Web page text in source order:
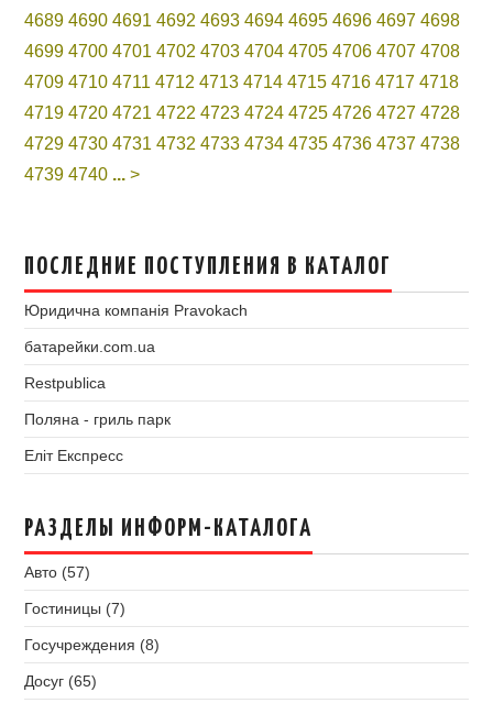
4689 4690 4691 4692 4693 4694 4695 4696 4697 4698
4699 4700 4701 4702 4703 4704 4705 4706 4707 4708
4709 4710 4711 4712 4713 4714 4715 4716 4717 4718
4719 4720 4721 4722 4723 4724 4725 4726 4727 4728
4729 4730 4731 4732 4733 4734 4735 4736 4737 4738
4739 4740 ... >
ПОСЛЕДНИЕ ПОСТУПЛЕНИЯ В КАТАЛОГ
Юридична компанія Pravokach
батарейки.com.ua
Restpublica
Поляна - гриль парк
Еліт Експресс
РАЗДЕЛЫ ИНФОРМ-КАТАЛОГА
Авто (57)
Гостиницы (7)
Госучреждения (8)
Досуг (65)